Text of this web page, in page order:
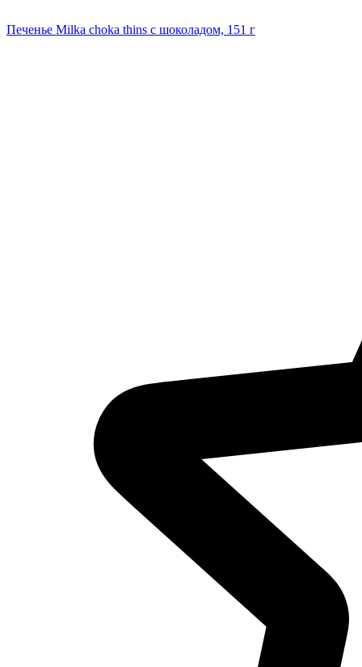
Печенье Milka choka thins с шоколадом, 151 г